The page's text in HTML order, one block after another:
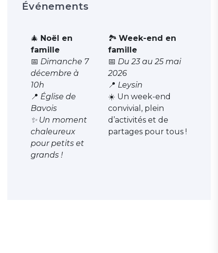
Événements
🎄 Noël en
famille
📅 Dimanche 7
décembre à
10h
📍 Église de
Bavois
✨ Un moment
chaleureux
pour petits et
grands !
🏞️ Week-end en
famille
📅 Du 23 au 25 mai
2026
📍 Leysin
☀️ Un week-end
convivial, plein
d’activités et de
partages pour tous !